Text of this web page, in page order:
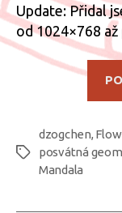
Update: Přidal
od 1024×768
Štítky
dzogchen,
posvátná
Mandala